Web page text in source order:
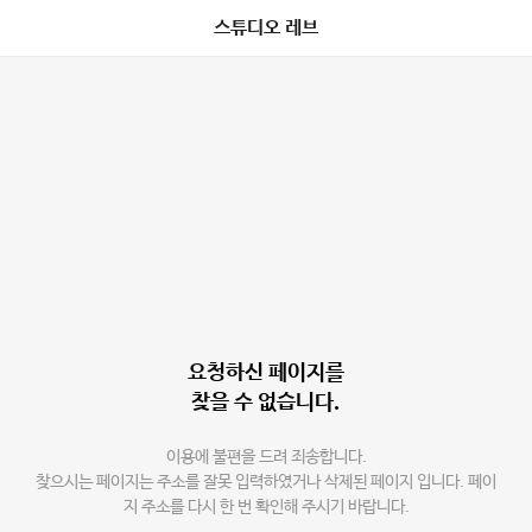
스튜디오 레브
요청하신 페이지를
찾을 수 없습니다.
이용에 불편을 드려 죄송합니다.
찾으시는 페이지는 주소를 잘못 입력하였거나 삭제된 페이지 입니다. 페이
지 주소를 다시 한 번 확인해 주시기 바랍니다.